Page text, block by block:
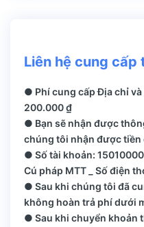
Liên hệ cung cấp
● Phí cung cấp Địa chỉ
200.000 ₫
● Bạn sẽ nhận được
chúng tôi nhận được tiền
● Số tài khoản:
Cú pháp MTT _ Số điện
● Sau khi chúng tôi đã
không hoàn trả phí dưới
● Sau khi chuyển khoản